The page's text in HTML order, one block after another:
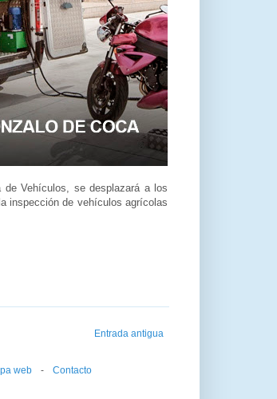
Vehículos, se desplazará a los
inspección de vehículos agrícolas
Entrada antigua
web --- Contacto